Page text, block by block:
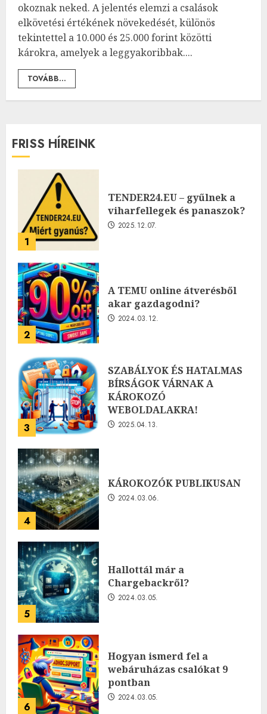
okoznak neked. A jelentés elemzi a csalások
elkövetési értékének növekedését, különös
tekintettel a 10.000 és 25.000 forint közötti
károkra, amelyek a leggyakoribbak....
TOVÁBB...
FRISS HÍREINK
1
TENDER24.EU – gyűlnek a
viharfellegek és panaszok?
2025.12.07.
2
A TEMU online átverésből
akar gazdagodni?
2024.03.12.
3
SZABÁLYOK ÉS HATALMAS
BÍRSÁGOK VÁRNAK A
KÁROKOZÓ
WEBOLDALAKRA!
2025.04.13.
4
KÁROKOZÓK PUBLIKUSAN
2024.03.06.
5
Hallottál már a
Chargebackről?
2024.03.05.
6
Hogyan ismerd fel a
webáruházas csalókat 9
pontban
2024.03.05.